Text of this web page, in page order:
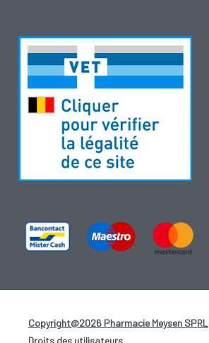
Copyright@2026 Pharmacie Meysen SPRL
Droits des utilisateurs